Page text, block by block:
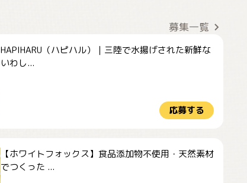
募集一覧
HAPIHARU（ハピハル）｜三陸で水揚げされた新鮮な
いわし...
応募する
【ホワイトフォックス】食品添加物不使用・天然素材
でつくった ...